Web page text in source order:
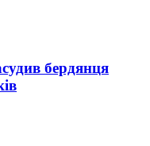
бердянця